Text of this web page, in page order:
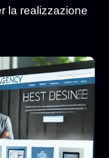
la realizzazione